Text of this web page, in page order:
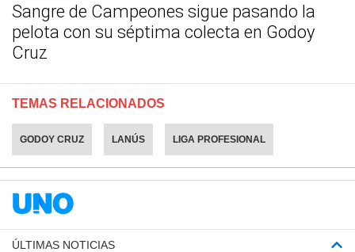
Sangre de Campeones sigue pasando la
pelota con su séptima colecta en Godoy
Cruz
TEMAS RELACIONADOS
GODOY CRUZ LANÚS LIGA PROFESIONAL
ÚLTIMAS NOTICIAS